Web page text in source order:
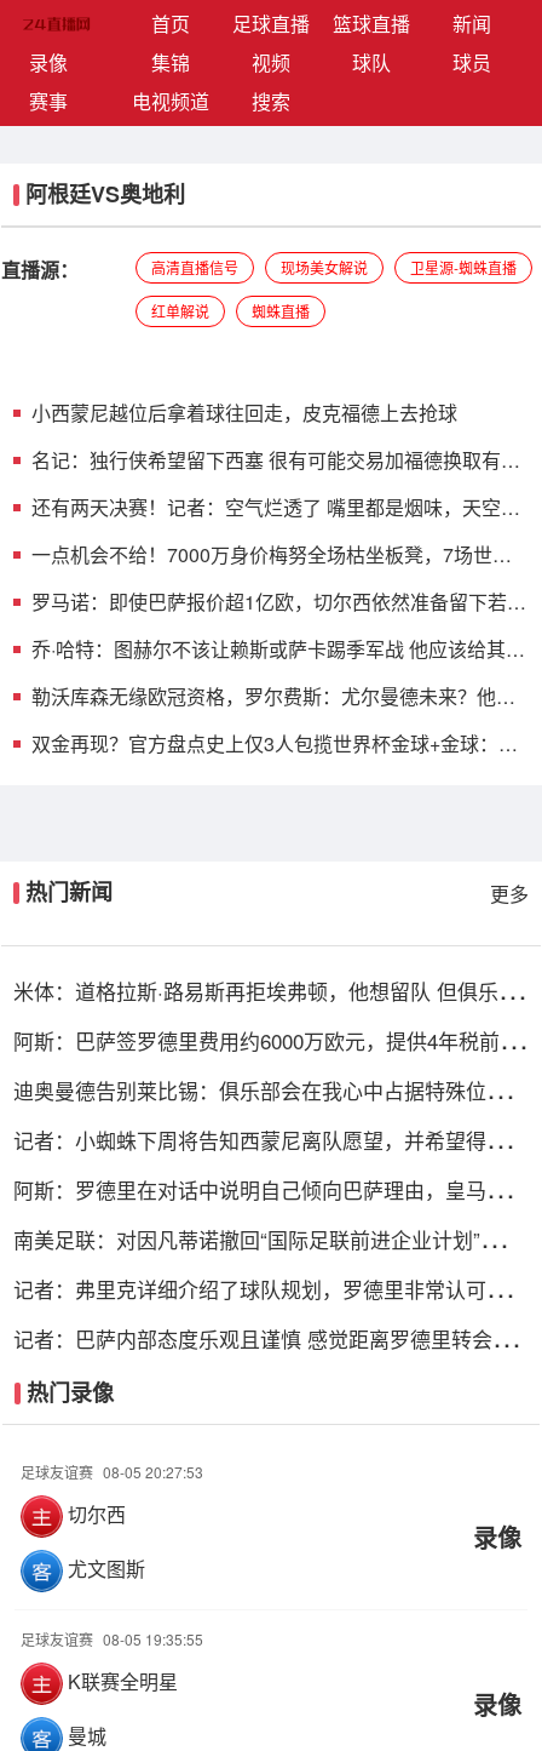
首页(current)足球直播 篮球直播
新闻
录像
集锦 视频 球队
球员
赛事
电视频道 搜索
阿根廷VS奥地利
直播源： 高清直播信号 现场美女解说 卫星源-蜘蛛直播
红单解说 蜘蛛直播
小西蒙尼越位后拿着球往回走，皮克福德上去抢球
名记：独行侠希望留下西塞 很有可能交易加福德换取有价
还有两天决赛！记者：空气烂透了 嘴里都是烟味，天空都
一点机会不给！7000万身价梅努全场枯坐板凳，7场世界
罗马诺：即使巴萨报价超1亿欧，切尔西依然准备留下若昂
乔·哈特：图赫尔不该让赖斯或萨卡踢季军战 他应该给其他
勒沃库森无缘欧冠资格，罗尔费斯：尤尔曼德未来？他还
双金再现？官方盘点史上仅3人包揽世界杯金球+金球：罗
热门新闻 更多
米体：道格拉斯·路易斯再拒埃弗顿，他想留队 但俱乐部
阿斯：巴萨签罗德里费用约6000万欧元，提供4年税前
迪奥曼德告别莱比锡：俱乐部会在我心中占据特殊位置，
记者：小蜘蛛下周将告知西蒙尼离队愿望，并希望得到理
阿斯：罗德里在对话中说明自己倾向巴萨理由，皇马对此
南美足联：对因凡蒂诺撤回“国际足联前进企业计划”提案
记者：弗里克详细介绍了球队规划，罗德里非常认可并选
记者：巴萨内部态度乐观且谨慎 感觉距离罗德里转会完
热门录像
足球友谊赛 08-05 20:27:53
切尔西
尤文图斯
录像
足球友谊赛 08-05 19:35:55
K联赛全明星
曼城
录像